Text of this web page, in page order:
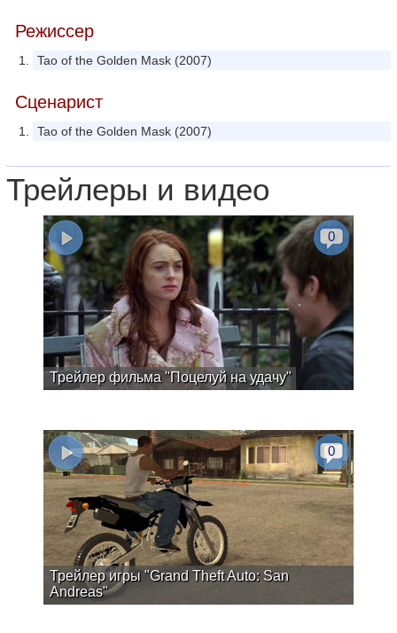
Режиссер
Tao of the Golden Mask (2007)
Сценарист
Tao of the Golden Mask (2007)
Трейлеры и видео
Трейлер фильма "Поцелуй на удачу"
0
Трейлер игры "Grand Theft Auto: San
Andreas"
0